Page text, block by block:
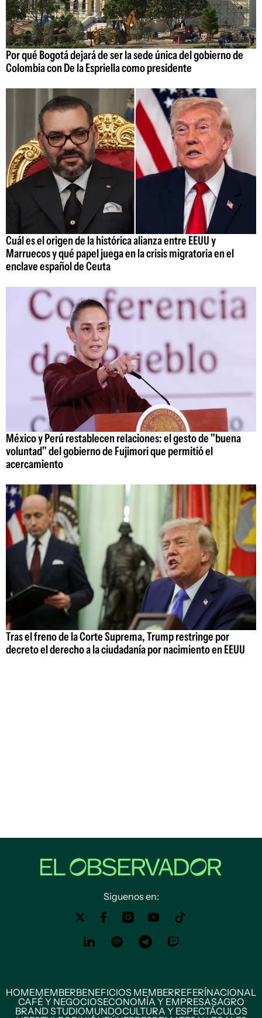
Por qué Bogotá dejará de ser la sede única del gobierno de
Colombia con De la Espriella como presidente
Cuál es el origen de la histórica alianza entre EEUU y
Marruecos y qué papel juega en la crisis migratoria en el
enclave español de Ceuta
México y Perú restablecen relaciones: el gesto de "buena
voluntad" del gobierno de Fujimori que permitió el
acercamiento
Tras el freno de la Corte Suprema, Trump restringe por
decreto el derecho a la ciudadanía por nacimiento en EEUU
Siguenos en:
HOMEMEMBERBENEFICIOS MEMBERREFERÍNACIONAL
CAFÉ Y NEGOCIOSECONOMÍA Y EMPRESASAGRO
BRAND STUDIOMUNDOCULTURA Y ESPECTÁCULOS